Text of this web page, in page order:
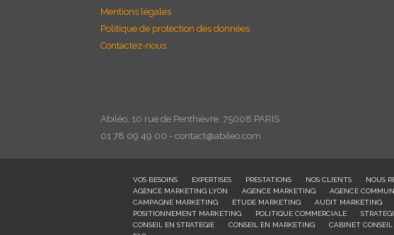
Mentions légales
Politique de protection des données
Contactez-nous
Abiléo, 10 rue de Penthièvre, 75008 PARIS
01 78 09 49 00 - contact@abileo.com
VOS BESOINS EXPERTISES PRESTATIONS NOS CLIENTS NOUS
AGENCE MARKETING LYON
AGENCE MARKETING AGENCE
CAMPAGNE MARKETING
ÉTUDE MARKETING AUDIT MARKETING
POSITIONNEMENT MARKETING
POLITIQUE COMMERCIALE
CONSEIL EN STRATÉGIE
CONSEIL EN MARKETING CABINET